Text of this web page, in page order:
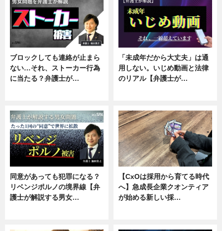
ブロックしても連絡が止まら
ない…それ、ストーカー行為
に当たる？弁護士が…
「未成年だから大丈夫」は通
用しない。いじめ動画と法律
のリアル【弁護士が…
同意があっても犯罪になる？
リベンジポルノの境界線【弁
護士が解説する男女…
【CxOは採用から育てる時代
へ】急成長企業クオンティア
が始める新しい採…